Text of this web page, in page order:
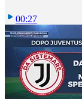
00:27